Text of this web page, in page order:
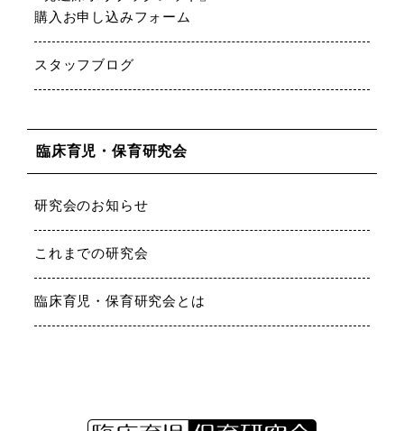
購入お申し込みフォーム
スタッフブログ
臨床育児・保育研究会
研究会のお知らせ
これまでの研究会
臨床育児・保育研究会とは